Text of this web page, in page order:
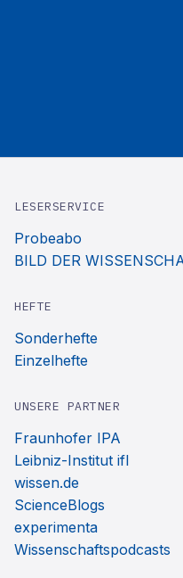
LESERSERVICE
Probeabo
BILD DER
HEFTE
Sonderhefte
Einzelhefte
UNSERE PARTNER
Fraunhofer IPA
Leibniz-Institut ifl
wissen.de
ScienceBlogs
experimenta
Wissenschaftspodcasts